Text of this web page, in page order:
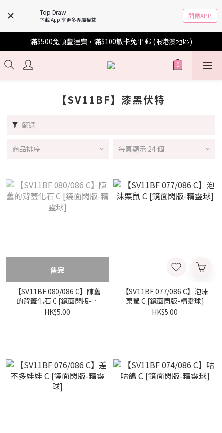
Top Draw
下載 App 享更多專屬權益 開啟APP
滿$500免順豐運費，滿$100散卡免平郵 (限港澳地區)
【SV11BF】漆黑伏特
篩選
商品排序 每頁顯示 24 個
售完
【SV11BF 080/086 C】陳舊
的背蓋化石 C [鏡面閃版-精
靈球]
HK$5.00
【SV11BF 077/086 C】泡沫
栗鼠 C [鏡面閃版-精靈球]
HK$5.00